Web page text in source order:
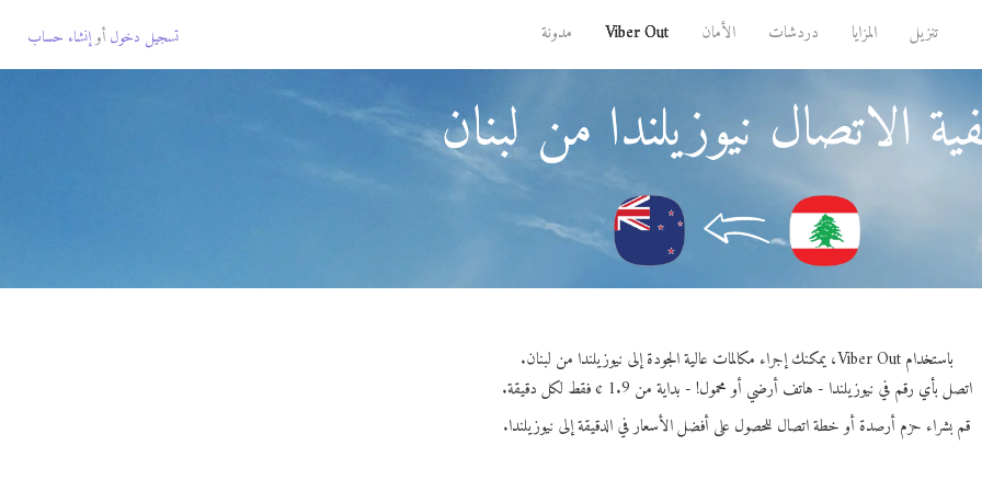
تنزيل المزايا دردشات الأمان Viber Out مدونة تسجيل دخول أوإنشاء حساب
الاتصال نيوزيلندا من لبنان
باستخدام Viber Out، يمكنك إجراء مكالمات عالية الجودة إلى نيوزيلندا من لبنان.
اتصل بأي رقم في نيوزيلندا - هاتف أرضي أو محمول! - بداية من 1.9 ¢ فقط لكل دقيقة.
قم بشراء حزم أرصدة أو خطة اتصال للحصول على أفضل الأسعار في الدقيقة إلى نيوزيلندا.